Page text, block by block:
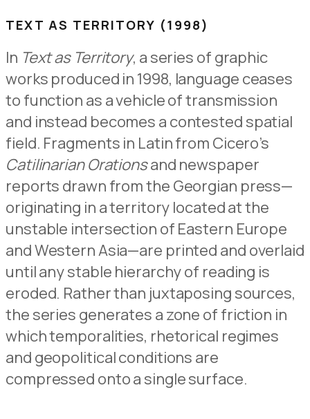
TEXT AS TERRITORY (1998)
In Text as Territory, a series of graphic
works produced in 1998, language ceases
to function as a vehicle of transmission
and instead becomes a contested spatial
field. Fragments in Latin from Cicero’s
Catilinarian Orationsand newspaper
reports drawn from the Georgian press—
originating in a territory located at the
unstable intersection of Eastern Europe
and Western Asia—are printed and overlaid
until any stable hierarchy of reading is
eroded. Rather than juxtaposing sources,
the series generates a zone of friction in
which temporalities, rhetorical regimes
and geopolitical conditions are
compressed onto a single surface.